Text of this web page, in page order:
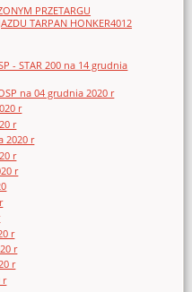
PRZETARGU
TARPAN HONKER4012
- STAR 200 na 14 grudnia
na 04 grudnia 2020 r
r
r
2020 r
r
r
r
r
r
r